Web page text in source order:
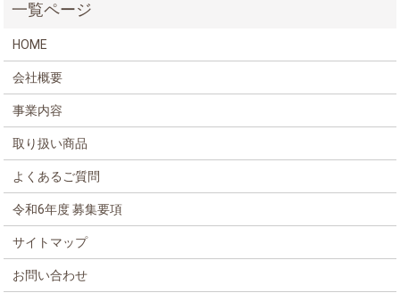
HOME
会社概要
事業内容
取り扱い商品
よくあるご質問
令和6年度 募集要項
サイトマップ
お問い合わせ